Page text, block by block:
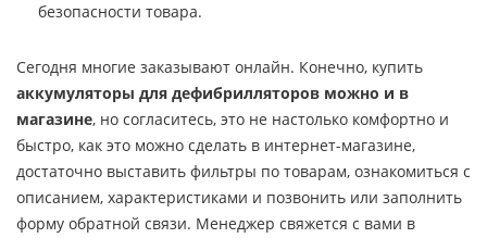
безопасности товара.
Сегодня многие заказывают онлайн. Конечно, купить
аккумуляторы для дефибрилляторов можно и в
магазине, но согласитесь, это не настолько комфортно и
быстро, как это можно сделать в интернет-магазине,
достаточно выставить фильтры по товарам, ознакомиться с
описанием, характеристиками и позвонить или заполнить
форму обратной связи. Менеджер свяжется с вами в